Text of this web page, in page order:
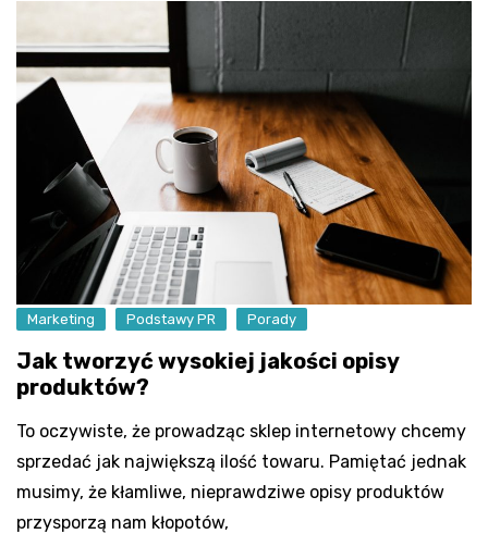
Marketing Podstawy PR Porady
Jak tworzyć wysokiej jakości opisy
produktów?
To oczywiste, że prowadząc sklep internetowy chcemy
sprzedać jak największą ilość towaru. Pamiętać jednak
musimy, że kłamliwe, nieprawdziwe opisy produktów
przysporzą nam kłopotów,